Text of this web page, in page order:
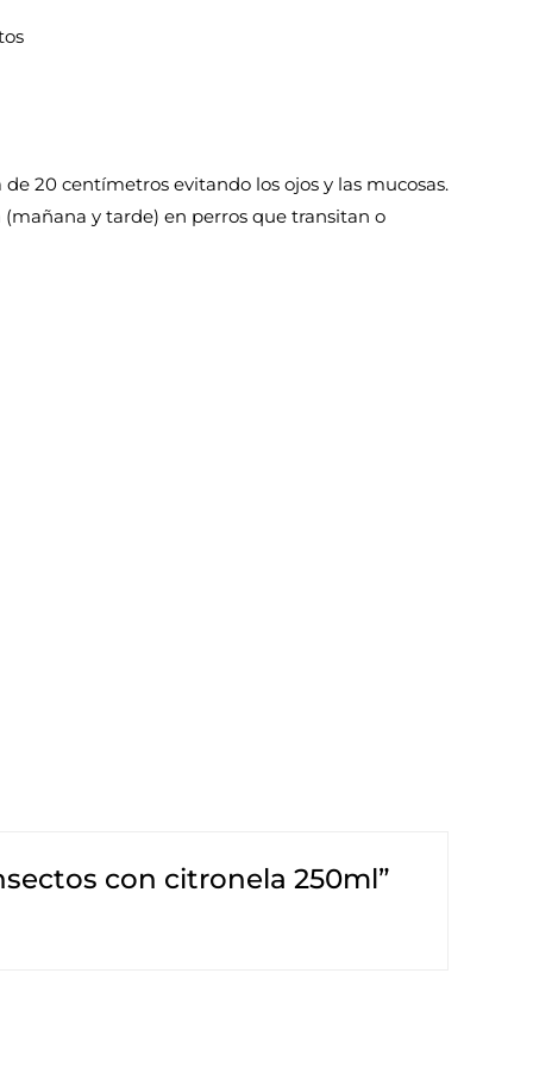
20 centímetros evitando los ojos y las mucosas.
(mañana y tarde) en perros que transitan o
con citronela 250ml”